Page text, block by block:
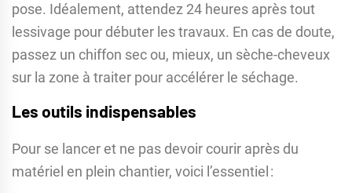
pose. Idéalement, attendez 24 heures après tout
lessivage pour débuter les travaux. En cas de doute,
passez un chiffon sec ou, mieux, un sèche-cheveux
sur la zone à traiter pour accélérer le séchage.
Les outils indispensables
Pour se lancer et ne pas devoir courir après du
matériel en plein chantier, voici l’essentiel :